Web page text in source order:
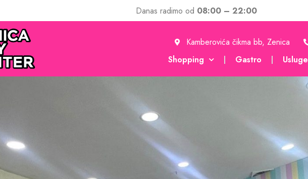
Danas radimo od 08:00 – 22:00
Kamberovića čikma bb, Zenica
Shopping
Gastro Usluge